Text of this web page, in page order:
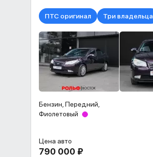
ПТС оригинал Три владельца
Бензин, Передний,
Фиолетовый
Цена авто
790 000 ₽